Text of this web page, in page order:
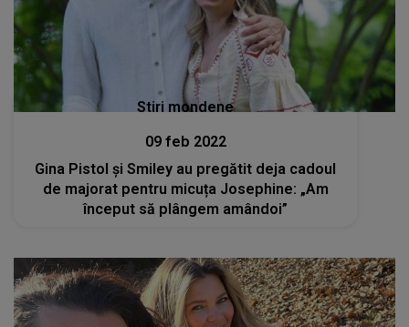
Stiri mondene
09 feb 2022
Gina Pistol și Smiley au pregătit deja cadoul
de majorat pentru micuța Josephine: „Am
început să plângem amândoi”